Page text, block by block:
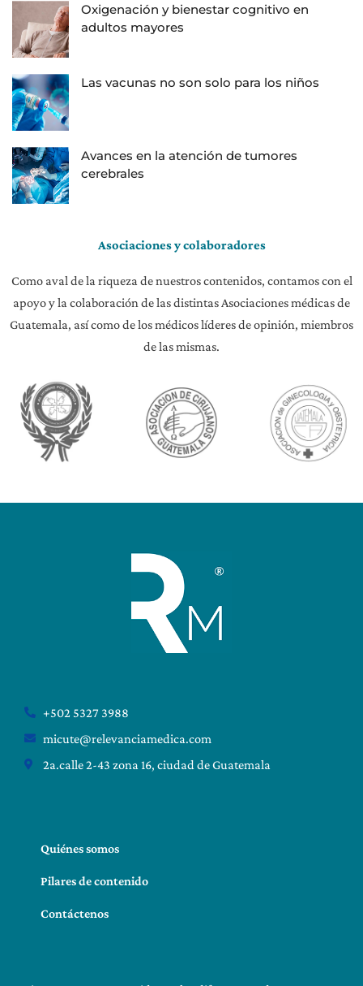
Oxigenación y bienestar cognitivo en
adultos mayores
Las vacunas no son solo para los niños
Avances en la atención de tumores
cerebrales
Asociaciones y colaboradores
Como aval de la riqueza de nuestros contenidos, contamos con el
apoyo y la colaboración de las distintas Asociaciones médicas de
Guatemala, así como de los médicos líderes de opinión, miembros
de las mismas.
+502 5327 3988
micute@relevanciamedica.com
2a.calle 2-43 zona 16, ciudad de Guatemala
Quiénes somos
Pilares de contenido
Contáctenos